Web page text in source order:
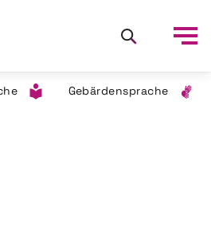
Gebärdensprache